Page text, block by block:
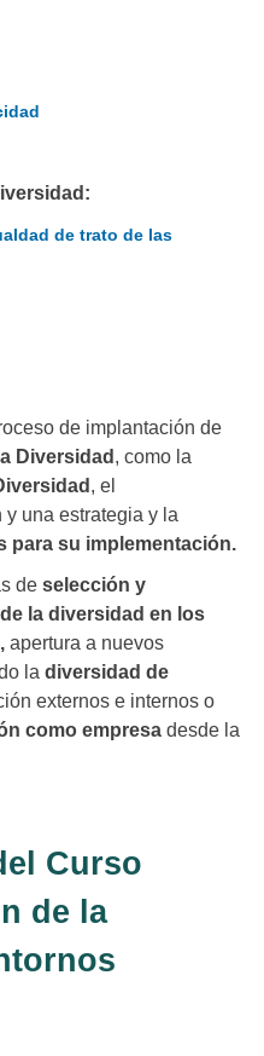
de trato de las
de implantación de
Diversidad , como la
, el
una estrategia y la
para su implementación.
de selección y
la diversidad en los
apertura a nuevos
la diversidad de
externos e internos o
como empresa desde la
Curso
de la